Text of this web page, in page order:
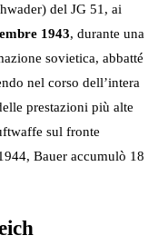
del JG 51, ai
1943, durante una
sovietica, abbatté
nel corso dell’intera
prestazioni più alte
sul fronte
Bauer accumulò 18